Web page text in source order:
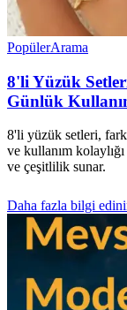
PopülerArama
8'li Yüzük
Günlük
8'li yüzük setleri,
ve kullanım
ve çeşitlilik sunar.
Daha fazla bilgi